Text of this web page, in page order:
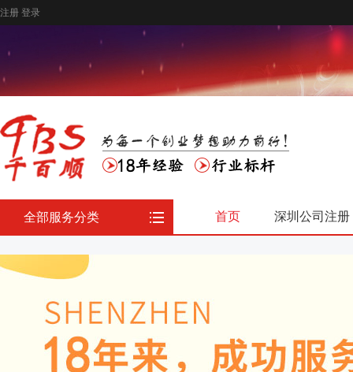
注册 登录
全部服务分类 首页 深圳公司注册